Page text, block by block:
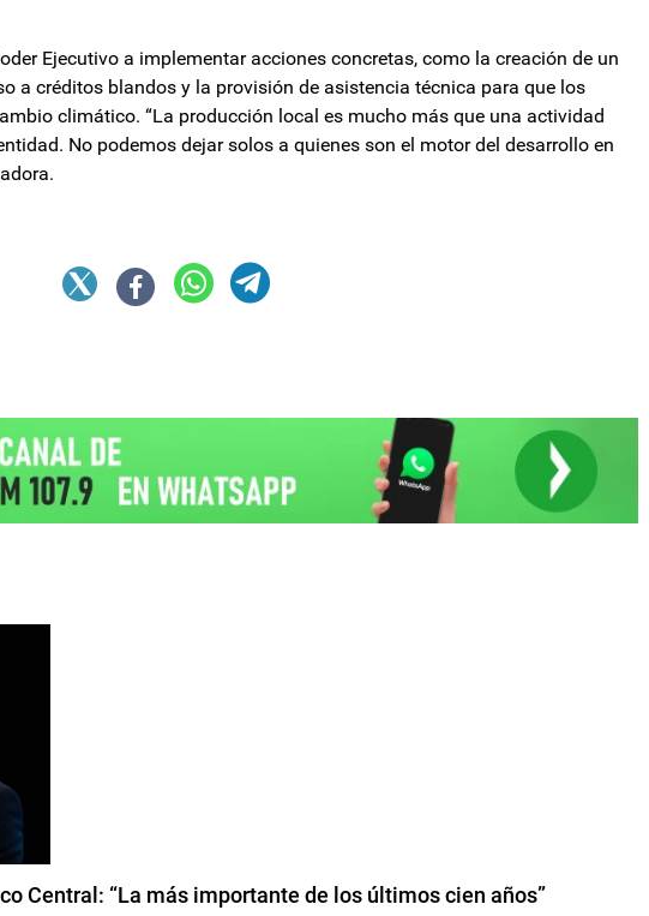
Ejecutivo a implementar acciones concretas, como la creación de un
a créditos blandos y la provisión de asistencia técnica para que los
climático. “La producción local es mucho más que una actividad
No podemos dejar solos a quienes son el motor del desarrollo en
comunicado del Colegio de Abogados de la Ciudad de Buenos Aires
junto a organizaciones sociales, convocan a una “Jornada de Lucha Federal”
Central: “La más importante de los últimos cien años”